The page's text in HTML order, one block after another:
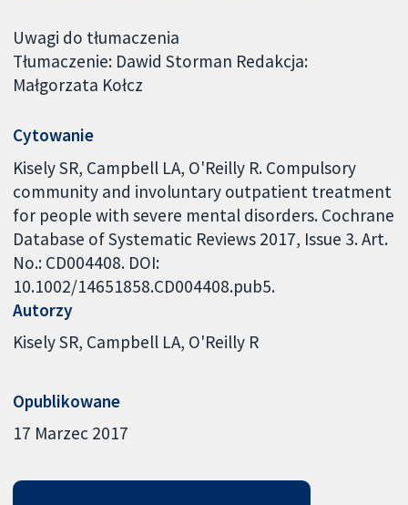
Uwagi do tłumaczenia
Tłumaczenie: Dawid Storman Redakcja:
Małgorzata Kołcz
Cytowanie
Kisely SR, Campbell LA, O'Reilly R. Compulsory
community and involuntary outpatient treatment
for people with severe mental disorders. Cochrane
Database of Systematic Reviews 2017, Issue 3. Art.
No.: CD004408. DOI:
10.1002/14651858.CD004408.pub5.
Autorzy
Kisely SR Campbell LA O'Reilly R
Opublikowane
17 Marzec 2017